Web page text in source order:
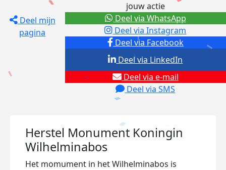
Deel mijn
pagina
jouw actie
Deel via Facebook
Deel via Instagram
Deel via e-mail
Deel via SMS
Deel via LinkedIn
Deel via WhatsApp
Herstel Monument Koningin
Wilhelminabos
Het momument in het Wilhelminabos is